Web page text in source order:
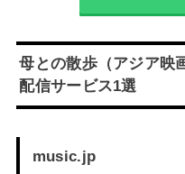
母との散歩（アジア映
配信サービス1選
music.jp